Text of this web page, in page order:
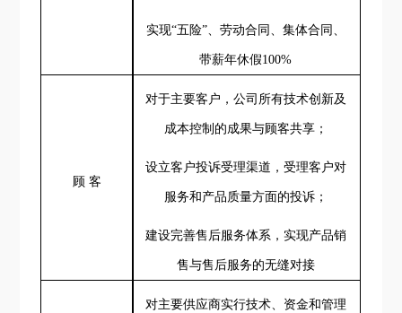
实现“五险”、劳动合同、集体合同、
带薪年休假100%
顾 客
对于主要客户，公司所有技术创新及
成本控制的成果与顾客共享；
设立客户投诉受理渠道，受理客户对
服务和产品质量方面的投诉；
建设完善售后服务体系，实现产品销
售与售后服务的无缝对接
对主要供应商实行技术、资金和管理